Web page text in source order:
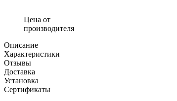
Цена от
производителя
Описание
Характеристики
Отзывы
Доставка
Установка
Сертификаты